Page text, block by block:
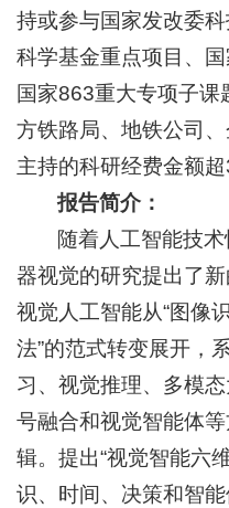
持或参与国家发改委
科学基金重点项目、国
国家863重大专项子
方铁路局、地铁公司
主持的科研经费金额超
报告简介：
随着人工智能技
器视觉的研究提出了
视觉人工智能从“图像
法”的范式转变展开，
习、视觉推理、多模
号融合和视觉智能体
辑。提出“视觉智能六
识、时间、决策和智